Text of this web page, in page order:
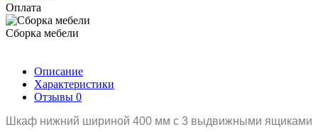
Оплата
Сборка мебели
Описание
Характеристики
Отзывы 0
Шкаф нижний шириной 400 мм с 3 выдвижными ящиками